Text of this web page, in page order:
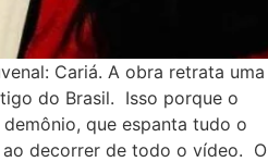
Cariá. A obra retrata uma
do Brasil. Isso porque o
que espanta tudo o
ao decorrer de todo o vídeo. O